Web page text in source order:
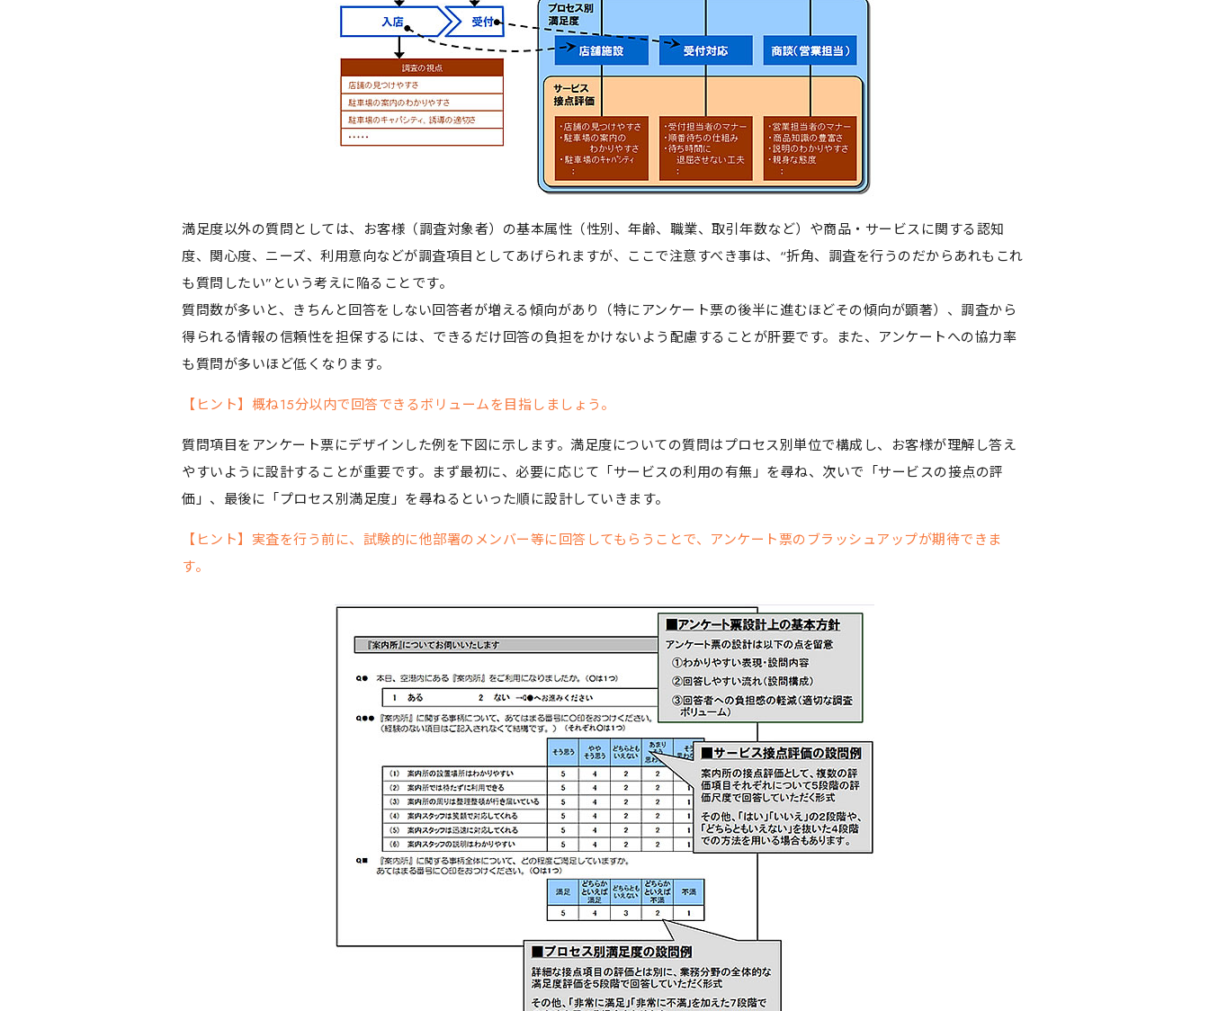
満足度以外の質問としては、お客様（調査対象者）の基本属性（性別、年齢、職業、取引年数など）や商品・サービスに関する認知
度、関心度、ニーズ、利用意向などが調査項目としてあげられますが、ここで注意すべき事は、“折角、調査を行うのだからあれもこれ
も質問したい”という考えに陥ることです。
質問数が多いと、きちんと回答をしない回答者が増える傾向があり（特にアンケート票の後半に進むほどその傾向が顕著）、調査から
得られる情報の信頼性を担保するには、できるだけ回答の負担をかけないよう配慮することが肝要です。また、アンケートへの協力率
も質問が多いほど低くなります。
【ヒント】概ね15分以内で回答できるボリュームを目指しましょう。
質問項目をアンケート票にデザインした例を下図に示します。満足度についての質問はプロセス別単位で構成し、お客様が理解し答え
やすいように設計することが重要です。まず最初に、必要に応じて「サービスの利用の有無」を尋ね、次いで「サービスの接点の評
価」、最後に「プロセス別満足度」を尋ねるといった順に設計していきます。
【ヒント】実査を行う前に、試験的に他部署のメンバー等に回答してもらうことで、アンケート票のブラッシュアップが期待できま
す。